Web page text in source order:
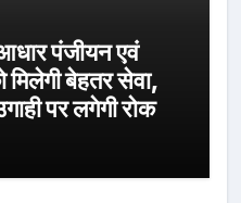
पंजीयन एवं
मिलेगी बेहतर सेवा,
पर लगेगी रोक